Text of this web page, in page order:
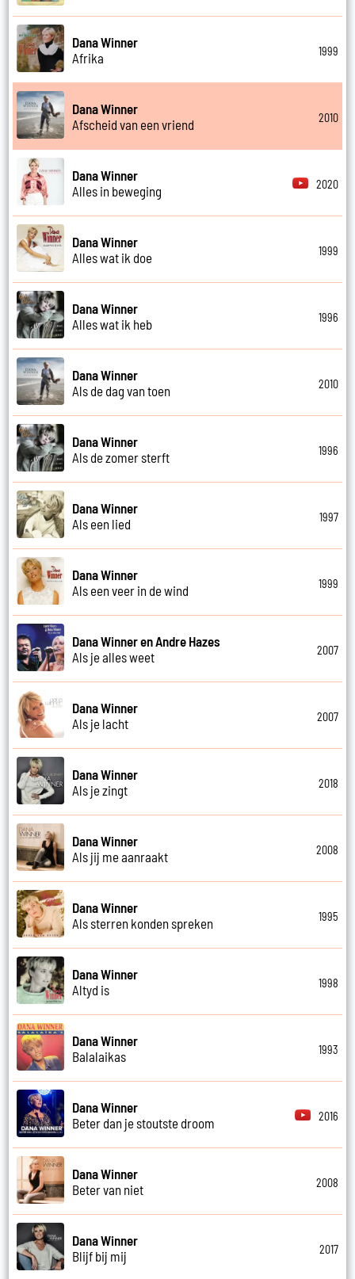
Dana Winner
Afrika
1999
Dana Winner
Afscheid van een vriend
2010
Dana Winner
Alles in beweging
2020
Dana Winner
Alles wat ik doe
1999
Dana Winner
Alles wat ik heb
1996
Dana Winner
Als de dag van toen
2010
Dana Winner
Als de zomer sterft
1996
Dana Winner
Als een lied
1997
Dana Winner
Als een veer in de wind
1999
Dana Winner en Andre Hazes
Als je alles weet
2007
Dana Winner
Als je lacht
2007
Dana Winner
Als je zingt
2018
Dana Winner
Als jij me aanraakt
2008
Dana Winner
Als sterren konden spreken
1995
Dana Winner
Altyd is
1998
Dana Winner
Balalaikas
1993
Dana Winner
Beter dan je stoutste droom
2016
Dana Winner
Beter van niet
2008
Dana Winner
Blijf bij mij
2017